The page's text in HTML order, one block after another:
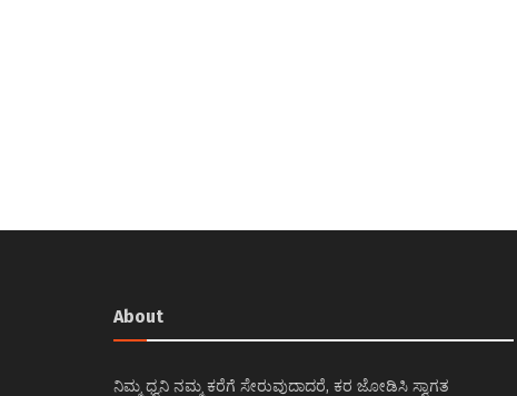
About
ನಿಮ್ಮ ಧ್ವನಿ ನಮ್ಮ ಕರೆಗೆ ಸೇರುವುದಾದರೆ, ಕರ ಜೋಡಿಸಿ ಸ್ವಾಗತ